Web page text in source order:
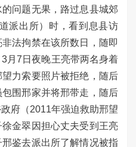
问题无果，路过息县城郊
派出所）时，看到息县访
法拘禁在该所数日，随即
月7日夜晚王亮带两名身着
力索要照片被拒绝，随后
围邢家并将邢带走，随后
府（2011年强迫救助邢望
金翠因担心丈夫受到王亮
鉴去派出所了解情况被指